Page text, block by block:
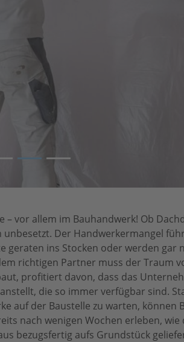
– vor allem im Bauhandwerk! Ob
unbesetzt. Der Handwerkermangel
geraten ins Stocken oder werden gar
richtigen Partner muss der Traum
profitiert davon, dass das
die so immer verfügbar sind.
auf der Baustelle zu warten, können
nach wenigen Wochen erleben,
bezugsfertig aufs Grundstück